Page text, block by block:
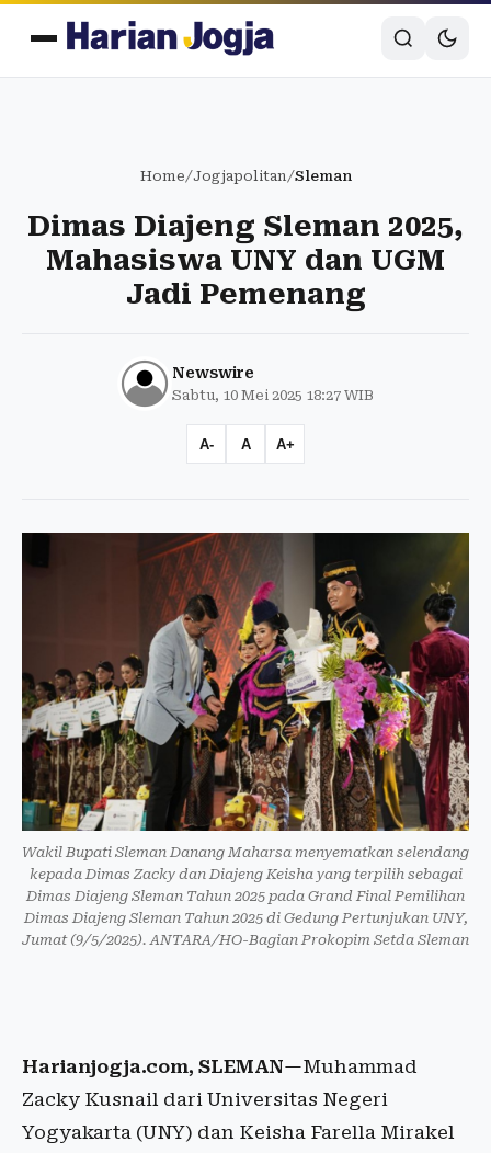
Home/Jogjapolitan/Sleman
Dimas Diajeng Sleman 2025,
Mahasiswa UNY dan UGM
Jadi Pemenang
Newswire
Sabtu, 10 Mei 2025 18:27 WIB
A- A A+
Wakil Bupati Sleman Danang Maharsa menyematkan selendang
kepada Dimas Zacky dan Diajeng Keisha yang terpilih sebagai
Dimas Diajeng Sleman Tahun 2025 pada Grand Final Pemilihan
Dimas Diajeng Sleman Tahun 2025 di Gedung Pertunjukan UNY,
Jumat (9/5/2025). ANTARA/HO-Bagian Prokopim Setda Sleman
Harianjogja.com, SLEMAN—Muhammad
Zacky Kusnail dari Universitas Negeri
Yogyakarta (UNY) dan Keisha Farella Mirakel